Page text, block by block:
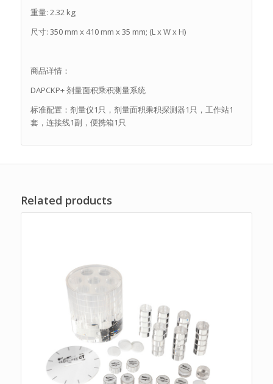
重量: 2.32 kg;
尺寸: 350 mm x 410 mm x 35 mm; (L x W x H)
商品详情：
DAPCKP+ 剂量面积乘积测量系统
标准配置：剂量仪1只，剂量面积乘积探测器1只，工作站1
套，连接线1副，便携箱1只
Related products